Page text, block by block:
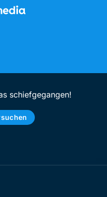
schiefgegangen!